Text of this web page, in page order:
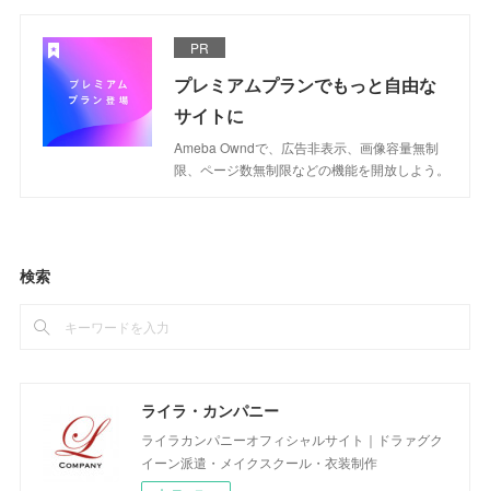
PR
プレミアムプランでもっと自由な
サイトに
Ameba Owndで、広告非表示、画像容量無制
限、ページ数無制限などの機能を開放しよう。
検索
ライラ・カンパニー
ライラカンパニーオフィシャルサイト｜ドラァグク
イーン派遣・メイクスクール・衣装制作